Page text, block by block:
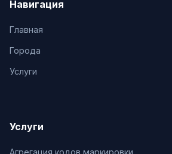
Навигация
Главная
Города
Услуги
Услуги
Агрегация кодов маркировки